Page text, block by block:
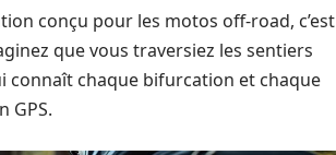
conçu pour les motos off-road, c’est
que vous traversiez les sentiers
connaît chaque bifurcation et chaque
GPS.